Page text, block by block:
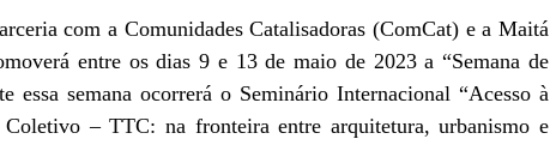
com a Comunidades Catalisadoras (ComCat) e a Maitá
entre os dias 9 e 13 de maio de 2023 a “Semana de
semana ocorrerá o Seminário Internacional “Acesso à
– TTC: na fronteira entre arquitetura, urbanismo e